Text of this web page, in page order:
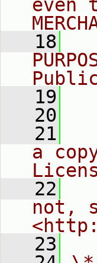
even
   18
   19
   20
   21
a
   22
not,
   23